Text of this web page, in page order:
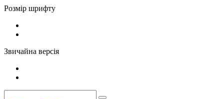
Розмір шрифту
Звичайна версія